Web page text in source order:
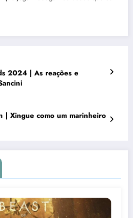
2024 | As reações e
| Xingue como um marinheiro